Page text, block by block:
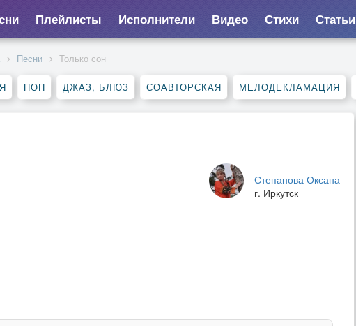
Плейлисты Исполнители Видео Стихи Статьи
Песни Только сон
ПОП ДЖАЗ, БЛЮЗ СОАВТОРСКАЯ МЕЛОДЕКЛАМАЦИЯ
Степанова Оксана
г. Иркутск